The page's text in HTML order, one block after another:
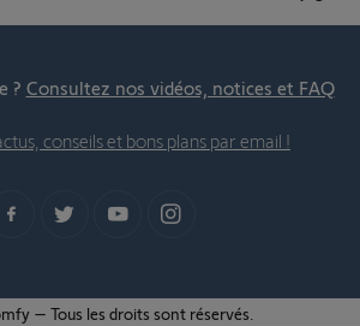
? Consultez nos vidéos, notices et FAQ
conseils et bons plans par email !
– Tous les droits sont réservés.